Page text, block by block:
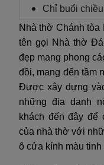
Chỉ buổi
Nhà thờ Chánh
tên gọi Nhà thờ
đẹp mang phong
đồi, mang đến tầm
Được xây dựng
những địa danh
khách đến đây để
của nhà thờ với
ô cửa kính màu tinh